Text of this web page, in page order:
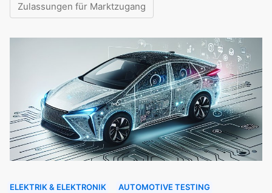
Zulassungen für Marktzugang
ELEKTRIK & ELEKTRONIK AUTOMOTIVE TESTING